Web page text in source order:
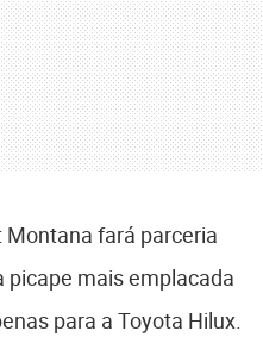
Montana fará parceria
picape mais emplacada
para a Toyota Hilux.